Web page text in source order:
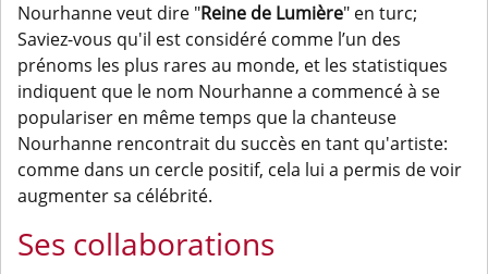
Nourhanne veut dire "Reine de Lumière" en turc;
Saviez-vous qu'il est considéré comme l’un des
prénoms les plus rares au monde, et les statistiques
indiquent que le nom Nourhanne a commencé à se
populariser en même temps que la chanteuse
Nourhanne rencontrait du succès en tant qu'artiste:
comme dans un cercle positif, cela lui a permis de voir
augmenter sa célébrité.
Ses collaborations